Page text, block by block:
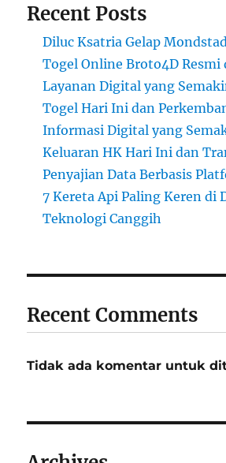
Recent Posts
Diluc Ksatria Gelap
Togel Online Broto4D Resmi
Layanan Digital yang
Togel Hari Ini dan
Informasi Digital yang
Keluaran HK Hari Ini dan
Penyajian Data Berbasis
7 Kereta Api Paling Keren di
Teknologi Canggih
Recent Comments
Tidak ada komentar untuk